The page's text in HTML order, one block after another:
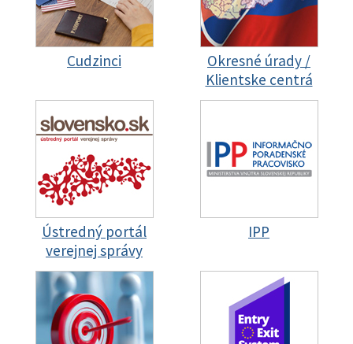
Cudzinci
Okresné úrady /
Klientske centrá
Ústredný portál
verejnej správy
IPP